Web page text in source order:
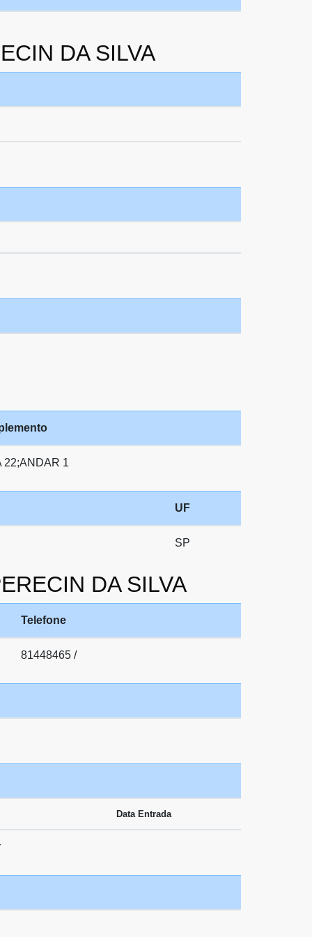
DA SILVA
22;ANDAR 1
UF
SP
DA SILVA
Telefone
81448465 /
Data Entrada